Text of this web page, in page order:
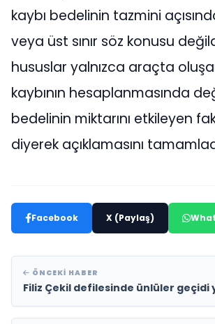
kaybı bedelinin tazmini
veya üst sınır söz konusu
hususlar yalnızca araçta
kaybının hesaplanmasında
bedelinin miktarını etkileyen
diyerek açıklamasını
Facebook X (Paylaş)
ÖNCEKI HABER
Filiz Çekil defilesinde ünlüler geçidi